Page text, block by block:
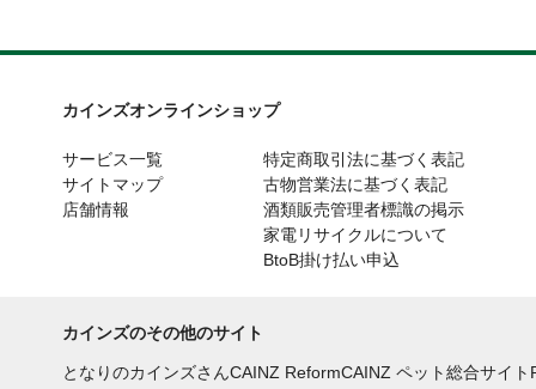
カインズオンラインショップ
サービス一覧
サイトマップ
店舗情報
特定商取引法に基づく表記
古物営業法に基づく表記
酒類販売管理者標識の掲示
家電リサイクルについて
BtoB掛け払い申込
カインズのその他のサイト
となりのカインズさんCAINZ ReformCAINZ ペット総合サイト